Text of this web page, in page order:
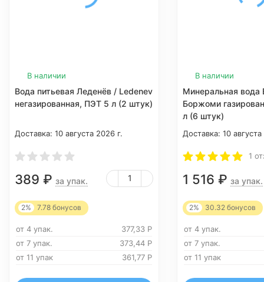
В наличии
Вода питьевая Леденёв / Ledenev
негазированная, ПЭТ 5 л (2 штук)
Доставка: 10 августа 2026 г.
389 ₽ за упак.
2% 7.78 бонусов
от 4 упак. 377,33 Р
от 7 упак.
373,44 Р
от 11 упак
361,77 Р
В наличии
Минеральная вода
Боржоми
л (6 штук)
Доставка: 10
1
1 516 ₽ за упак.
2% 30.32 бонусов
от 4 упак.
от 7 упак.
от 11 упак